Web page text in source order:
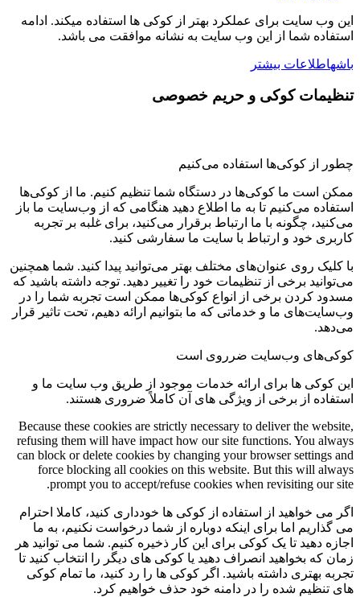
این وب سایت برای عملکرد بهتر از کوکی ها استفاده میکند. ادامه
استفاده شما از این وب سایت به نشانه موافقت می باشد.
باشهاطلاعات بیشتر
تنظیمات کوکی و حریم خصوصی
چطور از کوکی‌ها استفاده می‌کنیم
ممکن است ما کوکی‌ها در دستگاه شما تنظیم کنیم. ما از کوکی‌ها
استفاده می‌کنیم تا به ما اطلاع دهید هنگامی که از وب‌سایت ما باز
می‌کنید، چگونه با ما ارتباط برقرار می‌کنید، برای غلبه بر تجربه
کاربری خود و ارتباط با سایت ما سفارشی کنید.
با کلیک روی عنوان‌های مختلف بهتر می‌توانید پیدا کنید. شما همچنین
می‌توانید برخی از تنظیمات خود را تغییر دهید. توجه داشته باشید که
مسدود کردن برخی از انواع کوکی‌ها ممکن است تجربه شما را در
وب‌سایت‌های ما و خدماتی که ما بتوانیم ارائه دهیم، تحت تاثیر قرار
می‌دهد.
کوکی‌های وب‌سایت ضرروی است
این کوکی ها برای ارائه خدمات موجود از طریق وب سایت ما و
استفاده از برخی از ویژگی های آن کاملاً ضروری هستند.
Because these cookies are strictly necessary to deliver the website,
refusing them will have impact how our site functions. You always
can block or delete cookies by changing your browser settings and
force blocking all cookies on this website. But this will always
prompt you to accept/refuse cookies when revisiting our site.
اگر می خواهید از استفاده از کوکی ها خودداری کنید، کاملا احترام
می گذاریم اما برای اینکه دوباره از شما درخواست نکنیم، به ما
اجازه دهید تا یک کوکی برای این کار ذخیره کنیم. شما می توانید هر
زمان که بخواهید انصراف دهید یا کوکی های دیگر را انتخاب کنید تا
تجربه بهتری داشته باشید. اگر کوکی ها را رد کنید، ما تمام کوکی
های تنظیم شده را در دامنه خود حذف خواهیم کرد.